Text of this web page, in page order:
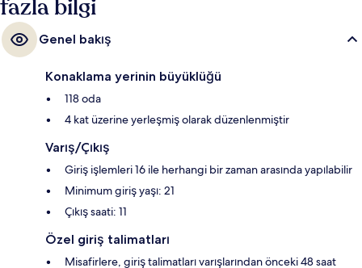
fazla bilgi
Genel bakış
Konaklama yerinin büyüklüğü
118 oda
4 kat üzerine yerleşmiş olarak düzenlenmiştir
Varış/Çıkış
Giriş işlemleri 16 ile herhangi bir zaman arasında yapılabilir
Minimum giriş yaşı: 21
Çıkış saati: 11
Özel giriş talimatları
Misafirlere, giriş talimatları varışlarından önceki 48 saat